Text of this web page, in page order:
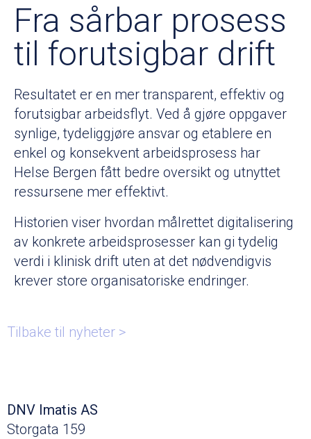
Fra sårbar prosess
til forutsigbar drift
Resultatet er en mer transparent, effektiv og
forutsigbar arbeidsflyt. Ved å gjøre oppgaver
synlige, tydeliggjøre ansvar og etablere en
enkel og konsekvent arbeidsprosess har
Helse Bergen fått bedre oversikt og utnyttet
ressursene mer effektivt.
Historien viser hvordan målrettet digitalisering
av konkrete arbeidsprosesser kan gi tydelig
verdi i klinisk drift uten at det nødvendigvis
krever store organisatoriske endringer.
Tilbake til nyheter >
DNV Imatis AS
Storgata 159